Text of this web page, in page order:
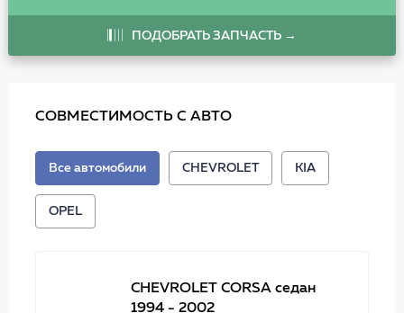
ПОДОБРАТЬ ЗАПЧАСТЬ →
СОВМЕСТИМОСТЬ С АВТО
Все автомобили CHEVROLET KIA
OPEL
CHEVROLET CORSA седан
1994 - 2002